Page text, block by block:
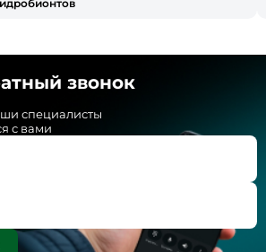
звонок
специалисты
с вами